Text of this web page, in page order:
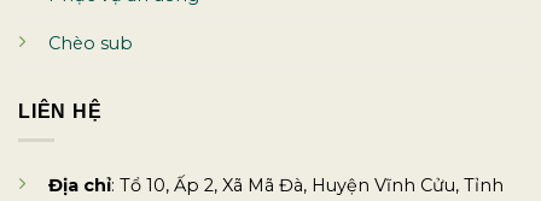
Chèo sub
LIÊN HỆ
Địa chỉ: Tổ 10, Ấp 2, Xã Mã Đà, Huyện Vĩnh Cửu, Tỉnh